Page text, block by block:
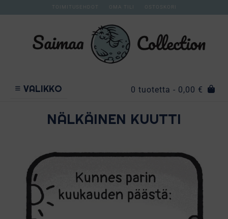
TOIMITUSEHDOT OMA TILI OSTOSKORI
VALIKKO 0 tuotetta - 0,00 €
NÄLKÄINEN KUUTTI